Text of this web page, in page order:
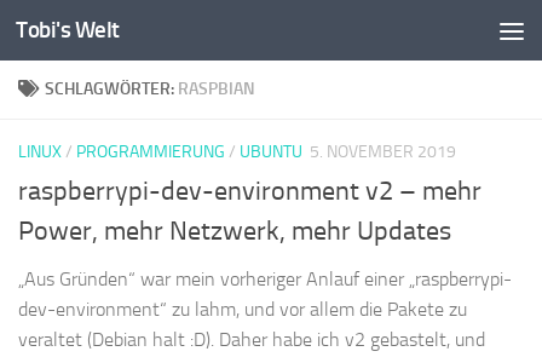
Zum Inhalt springen
Tobi's Welt
SCHLAGWÖRTER: RASPBIAN
LINUX/ PROGRAMMIERUNG / UBUNTU 5. NOVEMBER 2019
raspberrypi-dev-environment v2 – mehr
Power, mehr Netzwerk, mehr Updates
„Aus Gründen“ war mein vorheriger Anlauf einer „raspberrypi-
dev-environment“ zu lahm, und vor allem die Pakete zu
veraltet (Debian halt :D). Daher habe ich v2 gebastelt, und